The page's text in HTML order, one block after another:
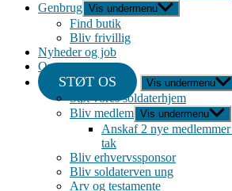
Genbrug Vis undermenu
Find butik
Bliv frivillig
Nyheder og job
Om
STØT OS Vis undermenu
Støt vores soldaterhjem
Bliv medlem Vis undermenu
Anskaf 2 nye
tak
Bliv erhvervssponsor
Bliv soldaterven ung
Arv og testamente